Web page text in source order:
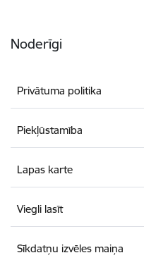
Noderīgi
Privātuma politika
Piekļūstamība
Lapas karte
Viegli lasīt
Sīkdatņu izvēles maiņa